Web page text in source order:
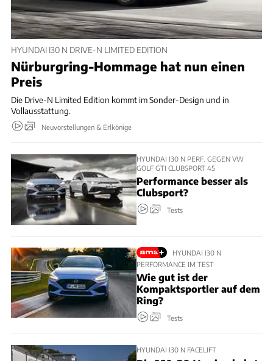
HYUNDAI I30 N DRIVE-N LIMITED EDITION
Nürburgring-Hommage hat nun einen
Preis
Die Drive-N Limited Edition kommt im Sonder-Design und in
Vollausstattung.
Neuvorstellungen & Erlkönige
HYUNDAI I30 N PERF. GEGEN VW
GOLF GTI CLUBSPORT 45
Performance besser als
Clubsport?
Tests
HYUNDAI I30 N
PERFORMANCE IM TEST
Wie gut ist der
Kompaktsportler auf dem
Ring?
Tests
HYUNDAI I30 N FACELIFT